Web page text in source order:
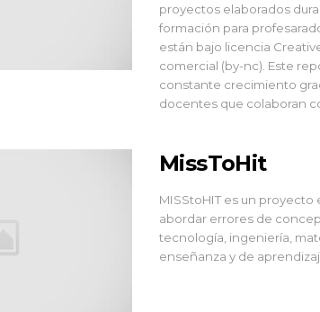
proyectos elaborados
formación para
están bajo licencia
comercial (by-nc). Este
constante crecimiento
docentes que colaboran
MissToHit
MISStoHIT es un
abordar errores de
tecnología, ingeniería,
enseñanza y de